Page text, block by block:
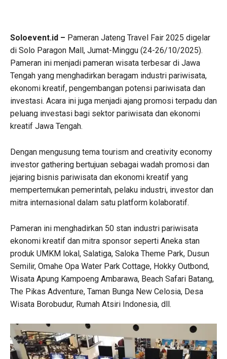
Soloevent.id – Pameran Jateng Travel Fair 2025 digelar
di Solo Paragon Mall, Jumat-Minggu (24-26/10/2025).
Pameran ini menjadi pameran wisata terbesar di Jawa
Tengah yang menghadirkan beragam industri pariwisata,
ekonomi kreatif, pengembangan potensi pariwisata dan
investasi. Acara ini juga menjadi ajang promosi terpadu dan
peluang investasi bagi sektor pariwisata dan ekonomi
kreatif Jawa Tengah.
Dengan mengusung tema tourism and creativity economy
investor gathering bertujuan sebagai wadah promosi dan
jejaring bisnis pariwisata dan ekonomi kreatif yang
mempertemukan pemerintah, pelaku industri, investor dan
mitra internasional dalam satu platform kolaboratif.
Pameran ini menghadirkan 50 stan industri pariwisata
ekonomi kreatif dan mitra sponsor seperti Aneka stan
produk UMKM lokal, Salatiga, Saloka Theme Park, Dusun
Semilir, Omahe Opa Water Park Cottage, Hokky Outbond,
Wisata Apung Kampoeng Ambarawa, Beach Safari Batang,
The Pikas Adventure, Taman Bunga New Celosia, Desa
Wisata Borobudur, Rumah Atsiri Indonesia, dll.